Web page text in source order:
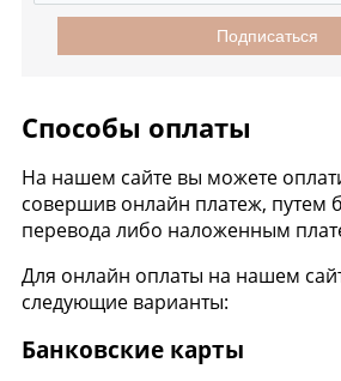
Подписаться
Способы оплаты
На нашем сайте вы можете
совершив онлайн платеж, путем
перевода либо наложенным
Для онлайн оплаты на нашем
следующие варианты:
Банковские карты